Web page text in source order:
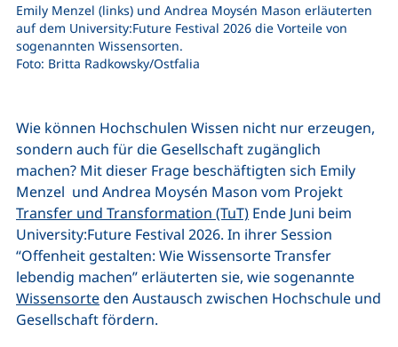
Emily Menzel (links) und Andrea Moysén Mason erläuterten
auf dem University:Future Festival 2026 die Vorteile von
sogenannten Wissensorten.
Foto: Britta Radkowsky/Ostfalia
Wie können Hochschulen Wissen nicht nur erzeugen,
sondern auch für die Gesellschaft zugänglich
machen? Mit dieser Frage beschäftigten sich Emily
Menzel und Andrea Moysén Mason vom Projekt
Transfer und Transformation (TuT) Ende Juni beim
University:Future Festival 2026. In ihrer Session
“Offenheit gestalten: Wie Wissensorte Transfer
lebendig machen” erläuterten sie, wie sogenannte
Wissensorteden Austausch zwischen Hochschule und
Gesellschaft fördern.